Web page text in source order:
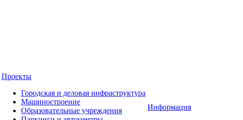
Проекты
Городская и деловая инфраструктура
Машиностроение
Образовательные учреждения
Информация